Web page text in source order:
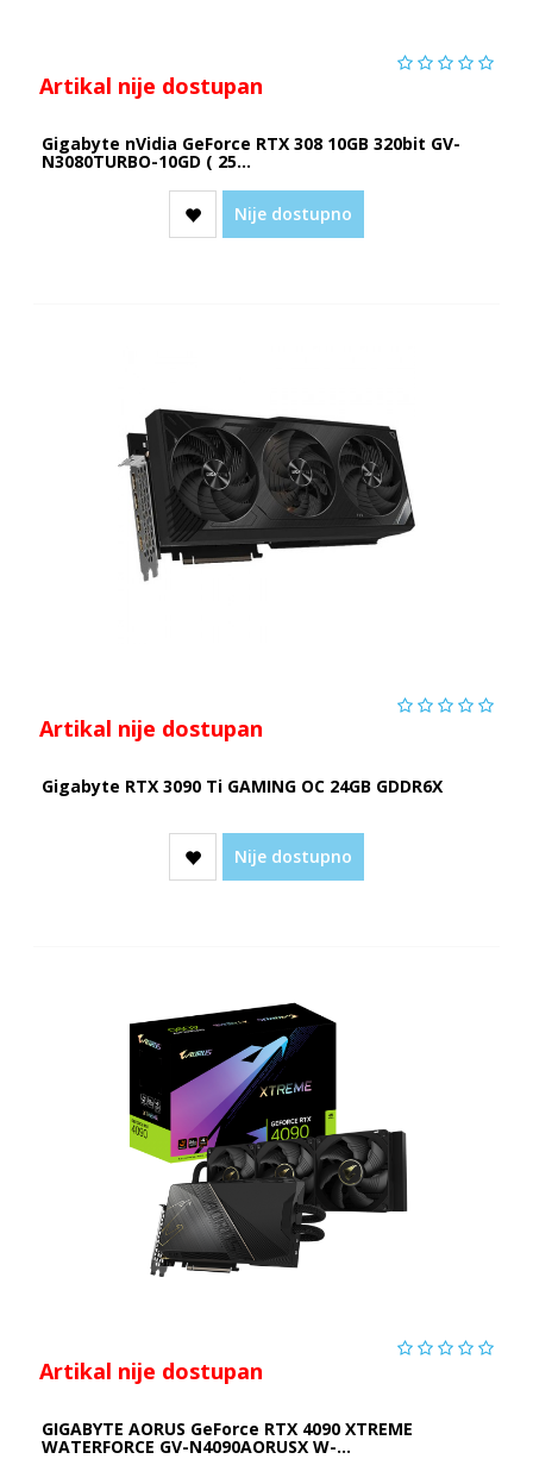
Artikal nije dostupan
Gigabyte nVidia GeForce RTX 308 10GB 320bit GV-
N3080TURBO-10GD ( 25...
Nije dostupno
Artikal nije dostupan
Gigabyte RTX 3090 Ti GAMING OC 24GB GDDR6X
Nije dostupno
Artikal nije dostupan
GIGABYTE AORUS GeForce RTX 4090 XTREME
WATERFORCE GV-N4090AORUSX W-...